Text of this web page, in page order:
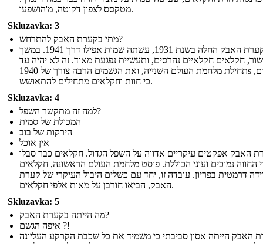
מטקסס לצפון דקוטה, מ'הושפעו.
Skluzavka: 3
מתי בקערת האבק להתרחש?
קערת האבק החלה בשנת 1931, עשתה שמות אפילו דרך 1941. במשך
חקלאים חקלאיים נהרסים, ותעשיית נפגעת מאוד. זה לא יהיה עד
תחילת מלחמת העולם השנייה, ואת הגשמים הרבה צורך של 1940s מוקדם,
כי חוות וחקלאים מתחילים להתאושש.
Skluzavka: 4
למה זה מתקשר השפל?
המכולת של סמית
הירקות של בוב
אין אוכל
האבק אפקטים עיקריים אדווה על השפל הגדול. חקלאים כבר סבלו
החווה נמוכים ועוני הכוללת. פוסט מלחמת העולם הראשונה, חקלאים
דרמטית בפריון. עובדה זו, יחד עם כשלים היבול העיקרי של קערת
האבק, הביאו חורבן על מאות אלפי חקלאים.
Skluzavka: 5
מה הייתה בקערת האבק?
איפה הגשם ?!
האבק הייתה אסון סביבתי כי משמיד את כל שכבת הקרקע העליונה